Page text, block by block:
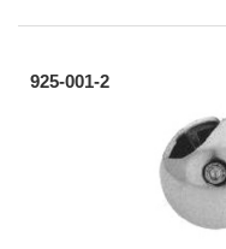
925-001-2